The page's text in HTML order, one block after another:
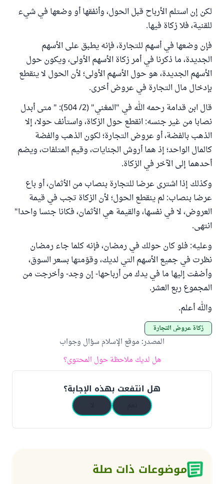
لكن إن استلم الأرباح قبل الحول، وأنفقها أو وضعها في شيء
للقنية، فلا زكاة فيها.
فإن وضعها في أسهم للتجارة، فإنه يطبق على الأسهم
الجديدة، ما ذكرنا في أمر زكاة الأسهم الأولى، ويكون حول
الأسهم الجديدة، هو حول الأسهم الأولى؛ لأن الحول لا ينقطع
بإدخال مال التجارة في عروض أخرى.
قال ابن قدامة رحمه الله في "المغني" (2/ 504): " متى أبدل
نصابا من غير جنسه: انقطع حول الزكاة، واستأنف حولا، إلا
الذهب بالفضة، أو عروض التجارة؛ لكون الذهب والفضة
كالمال الواحد؛ إذ هما أروش الجنايات، وقيم المتلفات، ويضم
أحدهما إلى الآخر في الزكاة.
وكذلك إذا اشترى عرضا للتجارة بنصاب من الأثمان، أو باع
عرضا بنصاب: لم ينقطع الحول؛ لأن الزكاة تجب في قيمة
العروض، لا في نفسها، والقيمة هي الأثمان، فكانا جنسا واحدا"
انتهى.
وعليه: فلو كان حولك في رمضان، فإنه كلما جاء رمضان
نظرت في جميع الأسهم التي لديك، وقوّمتها بسعر السوق،
وأضفت إليها ما في يدك من أرباحها- إن وجد- وأخرجت من
المجموع ربع العشر.
والله أعلم.
زكاة عروض التجارة
المصدر: موقع الإسلام سؤال وجواب
هل لديك ملاحظة حول المحتوى؟
هل انتفعت بهذه الإجابة؟
موضوعات ذات صلة